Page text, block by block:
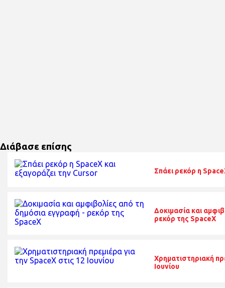
Διάβασε επίσης
Σπάει ρεκόρ η
Δοκιμασία και
ρεκόρ της SpaceX
Χρηματιστηριακή
Ιουνίου